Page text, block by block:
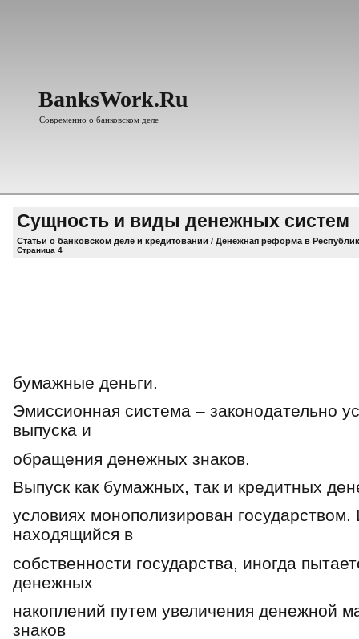
BanksWork.Ru
Современно о банковском деле
Сущность и виды денежных систем
Статьи о банковском деле и кредитовании / Денежная реформа в
Страница 4
бумажные деньги.
Эмиссионная система – законодательно
выпуска и
обращения денежных знаков.
Выпуск как бумажных, так и кредитных
условиях монополизирован
находящийся в
собственности государства, иногда
денежных
накоплений путем увеличения денежной
знаков